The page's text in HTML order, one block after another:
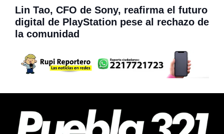
Lin Tao, CFO de Sony, reafirma el futuro
digital de PlayStation pese al rechazo de
la comunidad